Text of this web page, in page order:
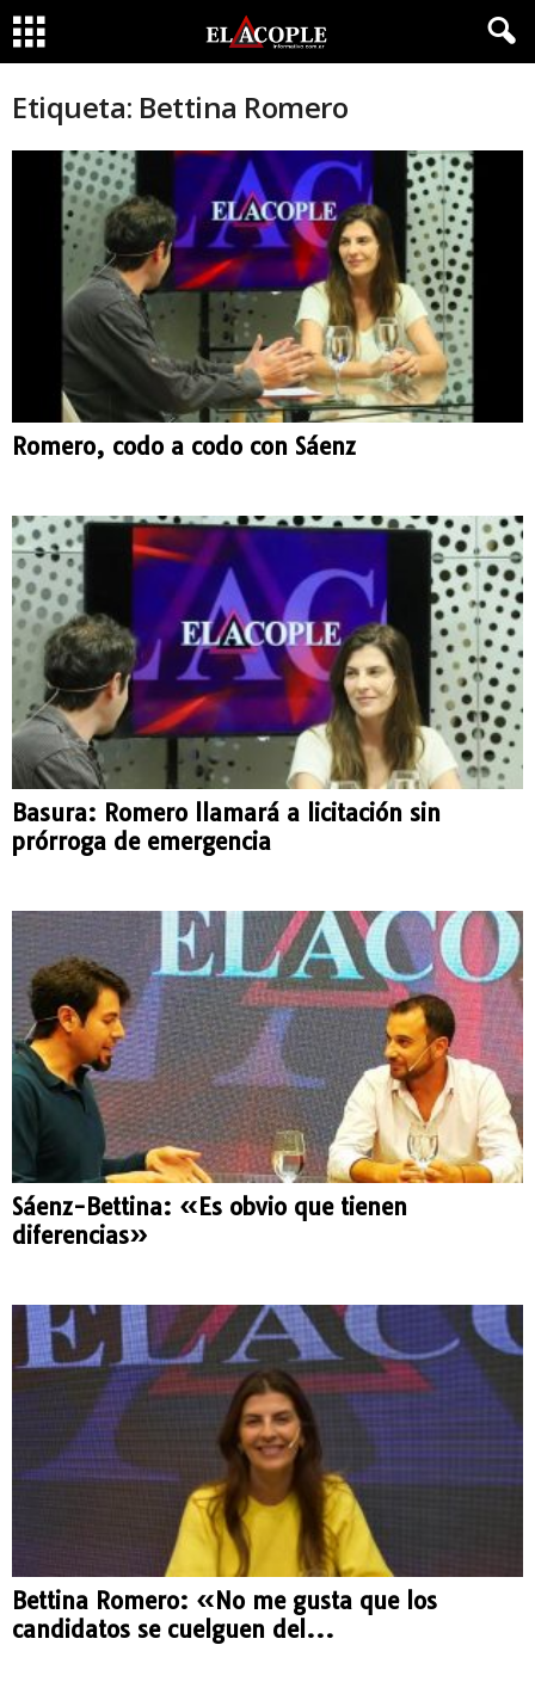
Etiqueta: Bettina Romero
Romero, codo a codo con Sáenz
Basura: Romero llamará a licitación sin
prórroga de emergencia
Sáenz-Bettina: «Es obvio que tienen
diferencias»
Bettina Romero: «No me gusta que los
candidatos se cuelguen del...